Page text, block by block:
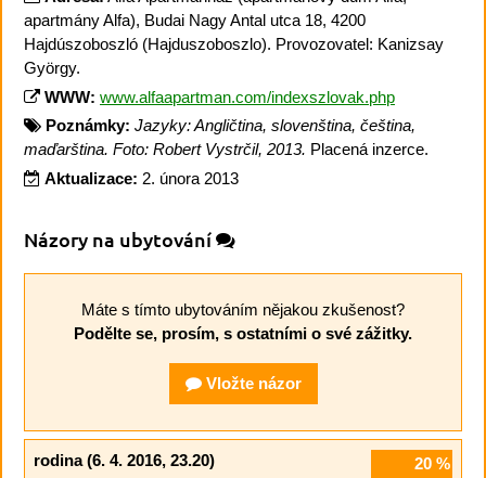
apartmány Alfa), Budai Nagy Antal utca 18, 4200
Hajdúszoboszló (Hajduszoboszlo). Provozovatel: Kanizsay
György.
WWW: www.alfaapartman.com/indexszlovak.php
Poznámky: Jazyky: Angličtina, slovenština, čeština,
maďarština. Foto: Robert Vystrčil, 2013. Placená inzerce.
Aktualizace: 2. února 2013
Názory na ubytování
Máte s tímto ubytováním nějakou zkušenost?
Podělte se, prosím, s ostatními o své zážitky.
Vložte názor
20%
rodina(6. 4. 2016, 23.20)